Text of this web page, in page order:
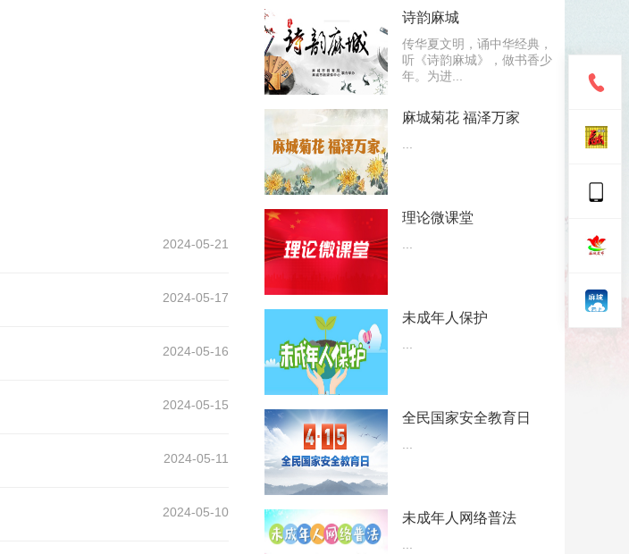
2024-05-21
2024-05-17
2024-05-16
2024-05-15
2024-05-11
2024-05-10
诗韵麻城
传华夏文明，诵中华经典，
听《诗韵麻城》，做书香少
年。为进...
麻城菊花 福泽万家
理论微课堂
未成年人保护
全民国家安全教育日
未成年人网络普法